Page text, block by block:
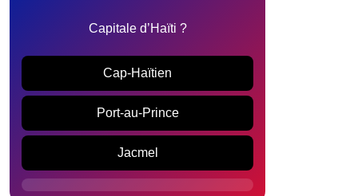
Capitale d’Haïti ?
Cap-Haïtien
Port-au-Prince
Jacmel